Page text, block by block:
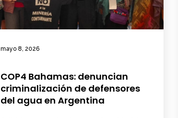
mayo 8, 2026
COP4 Bahamas: denuncian
criminalización de defensores
del agua en Argentina